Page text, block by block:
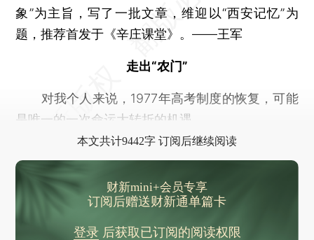
象”为主旨，写了一批文章，维迎以“西安记忆”为
题，推荐首发于《辛庄课堂》。——王军
走出“农门”
对我个人来说，1977年高考制度的恢复，可能
是唯一的一次命运大转折的机遇。
本文共计9442字 订阅后继续阅读
财新mini+会员专享
订阅后赠送财新通单篇卡
登录后获取已订阅的阅读权限